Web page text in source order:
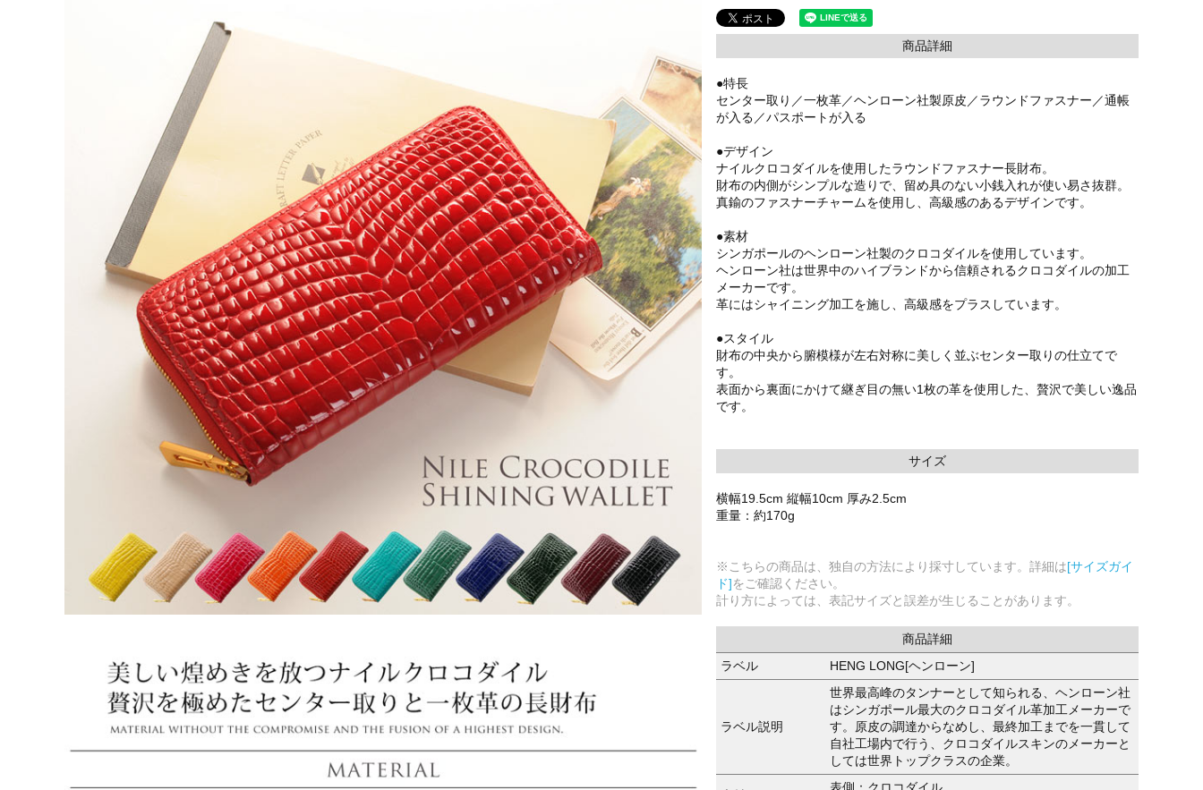
商品詳細
●特長
センター取り／一枚革／ヘンローン社製原皮／ラウンドファスナー／通帳
が入る／パスポートが入る
●デザイン
ナイルクロコダイルを使用したラウンドファスナー長財布。
財布の内側がシンプルな造りで、留め具のない小銭入れが使い易さ抜群。
真鍮のファスナーチャームを使用し、高級感のあるデザインです。
●素材
シンガポールのヘンローン社製のクロコダイルを使用しています。
ヘンローン社は世界中のハイブランドから信頼されるクロコダイルの加工
メーカーです。
革にはシャイニング加工を施し、高級感をプラスしています。
●スタイル
財布の中央から腑模様が左右対称に美しく並ぶセンター取りの仕立てで
す。
表面から裏面にかけて継ぎ目の無い1枚の革を使用した、贅沢で美しい逸品
です。
サイズ
横幅19.5cm 縦幅10cm 厚み2.5cm
重量：約170g
※こちらの商品は、独自の方法により採寸しています。詳細は[サイズガイ
ド]をご確認ください。
計り方によっては、表記サイズと誤差が生じることがあります。
商品詳細
ラベル
HENG LONG[ヘンローン]
ラベル説明
世界最高峰のタンナーとして知られる、ヘンローン社
はシンガポール最大のクロコダイル革加工メーカーで
す。原皮の調達からなめし、最終加工までを一貫して
自社工場内で行う、クロコダイルスキンのメーカーと
しては世界トップクラスの企業。
表側：クロコダイル